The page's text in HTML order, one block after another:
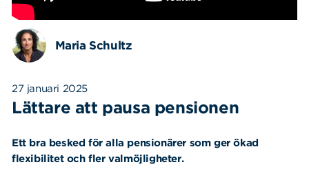
Maria Schultz
27 januari 2025
Lättare att pausa pensionen
Ett bra besked för alla pensionärer som ger ökad
flexibilitet och fler valmöjligheter.